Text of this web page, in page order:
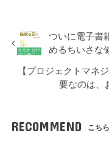
ついに電子書
めるちいさな
【プロジェクトマネ
要なのは、
RECOMMEND こち